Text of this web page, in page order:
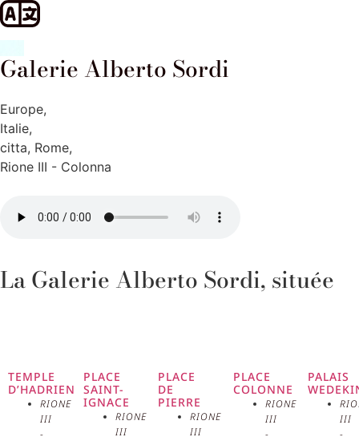
Galerie Alberto Sordi
Europe,
Italie,
citta, Rome,
Rione III - Colonna
La Galerie Alberto Sordi, située
magnifique exemple
d’architecture Art Nouveau.
TEMPLE
D’HADRIEN
RIONE
III
-
PLACE
SAINT-
IGNACE
RIONE
III
PLACE
DE
PIERRE
RIONE
III
PLACE
COLONNE
RIONE
III
-
PALAIS
III
-